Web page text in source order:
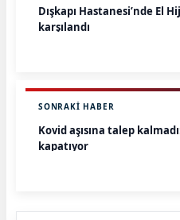
Dışkapı Hastanesi’nde El
karşılandı
SONRAKI HABER
Kovid aşısına talep
kapatıyor